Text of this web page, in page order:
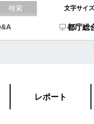
文字サイズ
都庁総
レポート